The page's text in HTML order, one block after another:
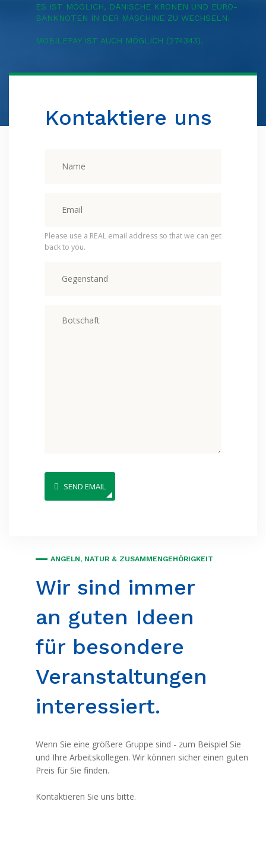
ES IST MÖGLICH, DÄNISCHE KRONEN UND EURO-
BANKNOTEN IN DER MASCHINE ZU WECHSELN.
MOBILEPAY IST AUCH MÖGLICH (274343).
Kontaktiere uns
Please use a REAL email address so that we can get
back to you.
SEND EMAIL
ANGELN, NATUR & ZUSAMMENGEHÖRIGKEIT
Wir sind immer
an guten Ideen
für besondere
Veranstaltungen
interessiert.
Wenn Sie eine größere Gruppe sind - zum Beispiel Sie
und Ihre Arbeitskollegen. Wir können sicher einen guten
Preis für Sie finden.
Kontaktieren Sie uns bitte.